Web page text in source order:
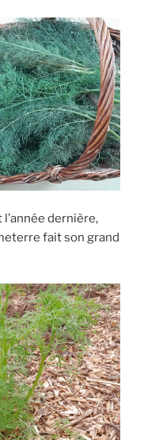
dernière,
fait son grand